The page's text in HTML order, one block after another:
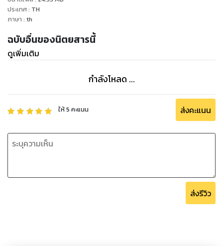
ประเทศ: TH
ภาษา : th
ฉบับอื่นของนิตยสารนี้
ดูเพิ่มเติม
กำลังโหลด ...
ให้5 คะแนน ส่งคะแนน
ส่งรีวิว